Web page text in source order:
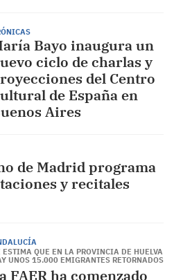
Bayo inaugura un
ciclo de charlas y
del Centro
de España en
Aires
de Madrid programa
y recitales
ESTIMA QUE EN LA PROVINCIA DE HUELVA
UNOS 15.000 EMIGRANTES RETORNADOS
FAER ha comenzado